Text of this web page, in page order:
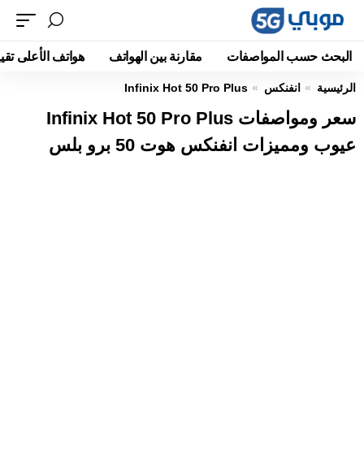
البحث حسب المواصفات مقارنة بين الهواتف هواتف الأعلى
الرئيسية انفنكس Infinix Hot 50 Pro Plus
سعر ومواصفات Infinix Hot 50 Pro Plus
عيوب ومميزات انفنكس هوت 50 برو بلس